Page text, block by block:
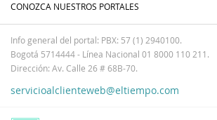
CONOZCA NUESTROS PORTALES
Info general del portal: PBX: 57 (1) 2940100.
Bogotá 5714444 - Línea Nacional 01 8000 110 211.
Dirección: Av. Calle 26 # 68B-70.
servicioalclienteweb@eltiempo.com